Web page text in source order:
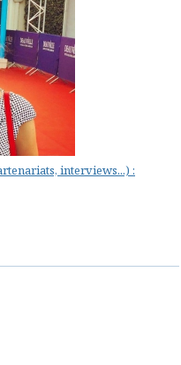
interviews...) :